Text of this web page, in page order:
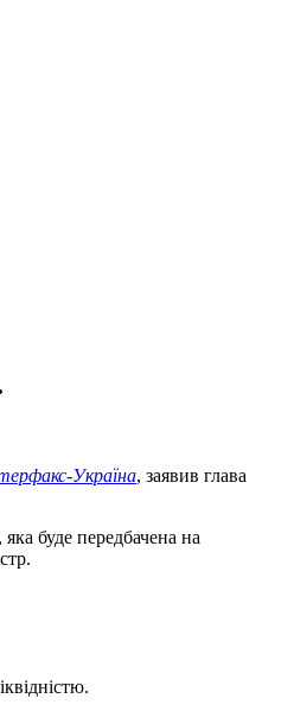
Україна, заявив глава
буде передбачена на